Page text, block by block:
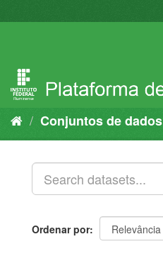
para
Conjuntos de dados
Ordenar por